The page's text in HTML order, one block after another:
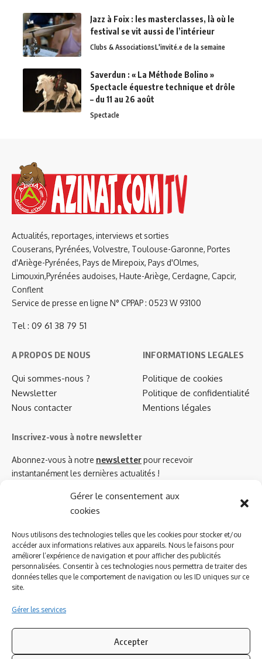
Gérer le consentement aux
cookies
Nous utilisons des technologies telles que les cookies pour stocker et/ou
accéder aux informations relatives aux appareils. Nous le faisons pour
améliorer l’expérience de navigation et pour afficher des publicités
personnalisées. Consentir à ces technologies nous permettra de traiter des
données telles que le comportement de navigation ou les ID uniques sur ce
site.
Gérer les services
Accepter
Jazz à Foix : les masterclasses, là où le
festival se vit aussi de l’intérieur
Clubs & AssociationsL'invité.e de la semaine
Saverdun : « La Méthode Bolino »
Spectacle équestre technique et drôle
– du 11 au 26 août
Spectacle
Actualités, reportages, interviews et sorties
Couserans, Pyrénées, Volvestre, Toulouse-Garonne, Portes
d'Ariège-Pyrénées, Pays de Mirepoix, Pays d'Olmes,
Limouxin,Pyrénées audoises, Haute-Ariège, Cerdagne, Capcir,
Conflent
Service de presse en ligne N° CPPAP : 0523 W 93100
Tel : 09 61 38 79 51
A PROPOS DE NOUS
Qui sommes-nous ?
Newsletter
Nous contacter
INFORMATIONS LEGALES
Politique de cookies
Politique de confidentialité
Mentions légales
Inscrivez-vous à notre newsletter
Abonnez-vous à notre newsletterpour recevoir
instantanément les dernières actualités !
Azinat.com TV soutient